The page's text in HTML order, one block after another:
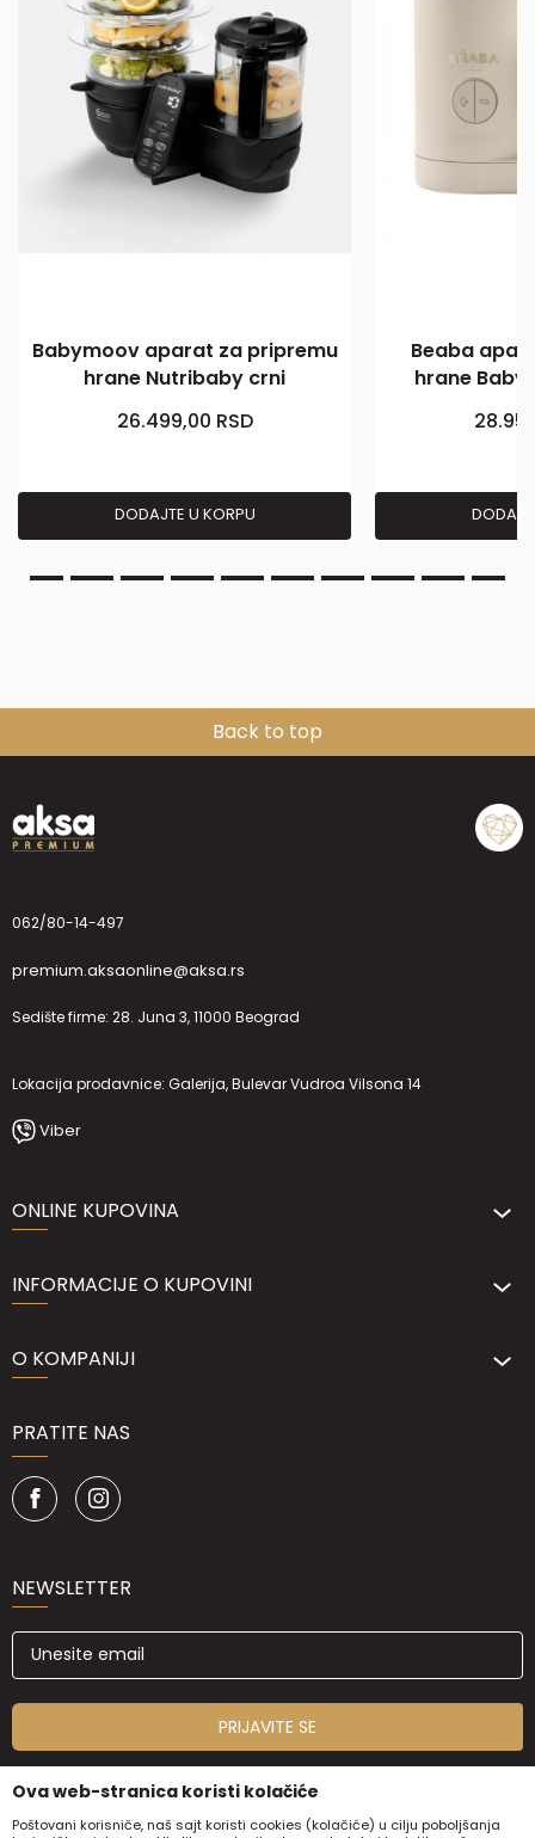
Babymoov aparat za pripremu
hrane Nutribaby crni
26.499,00 RSD
DODAJTE U KORPU
Beaba
hrane
Back to top
062/80-14-497
premium.aksaonline@aksa.rs
Sedište firme: 28. Juna 3, 11000 Beograd
Lokacija prodavnice: Galerija, Bulevar Vudroa Vilsona 14
Viber
ONLINE KUPOVINA
INFORMACIJE O KUPOVINI
O KOMPANIJI
PRATITE NAS
NEWSLETTER
PRIJAVITE SE
Ova web-stranica koristi kolačiće
Poštovani korisniče, naš sajt koristi cookies (kolačiće) u cilju poboljšanja